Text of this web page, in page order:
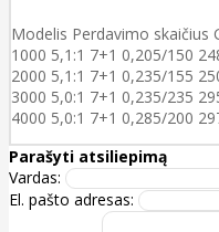
Modelis Perdavimo skaičius
1000 5,1:1 7+1 0,205/150
2000 5,1:1 7+1 0,235/155
3000 5,0:1 7+1 0,235/235
4000 5,0:1 7+1 0,285/200
Parašyti atsiliepimą
Vardas:
El. pašto adresas: